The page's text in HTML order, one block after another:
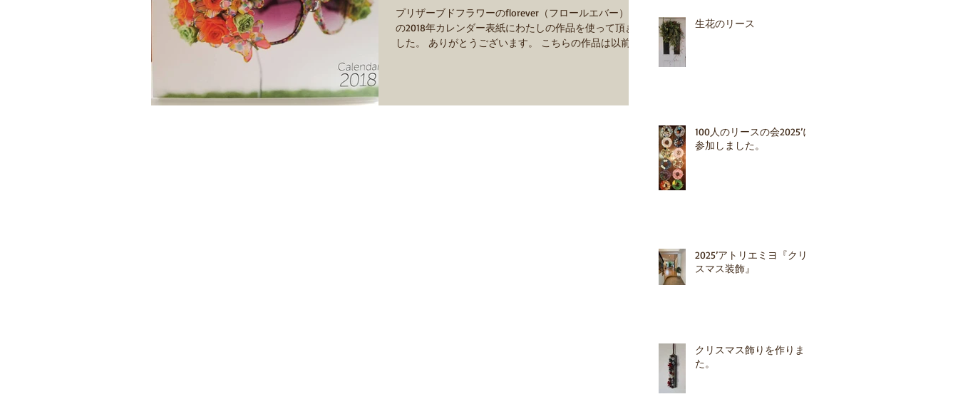
プリザーブドフラワーのflorever（フロールエバー）様
の2018年カレンダー表紙にわたしの作品を使って頂きま
した。 ありがとうございます。 こちらの作品は以前
生花のリース
100人のリースの会2025’に
参加しました。
2025’アトリエミヨ『クリ
スマス装飾』
クリスマス飾りを作りまし
た。